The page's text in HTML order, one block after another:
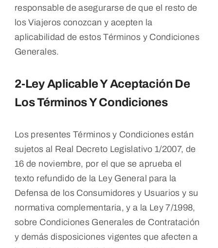
responsable de asegurarse de que el resto de
los Viajeros conozcan y acepten la
aplicabilidad de estos Términos y Condiciones
Generales.
2-Ley Aplicable Y Aceptación De
Los Términos Y Condiciones
Los presentes Términos y Condiciones están
sujetos al Real Decreto Legislativo 1/2007, de
16 de noviembre, por el que se aprueba el
texto refundido de la Ley General para la
Defensa de los Consumidores y Usuarios y su
normativa complementaria, y a la Ley 7/1998,
sobre Condiciones Generales de Contratación
y demás disposiciones vigentes que afecten a